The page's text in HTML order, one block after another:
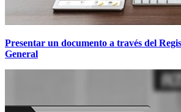
Presentar un documento a través del
General